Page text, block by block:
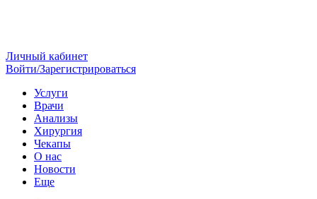
Личный кабинет
Войти/Зарегистрироваться
Услуги
Врачи
Анализы
Хирургия
Чекапы
О нас
Новости
Еще